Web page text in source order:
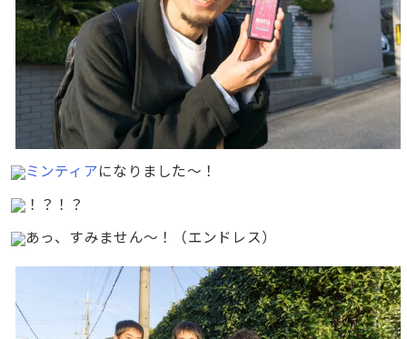
ミンティアになりました〜！
！？！？
あっ、すみません〜！（エンドレス）